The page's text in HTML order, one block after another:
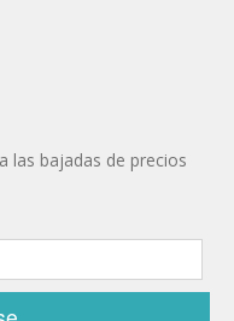
las bajadas de precios